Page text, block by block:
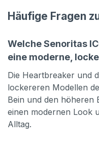
Häufige Fragen
Welche Senoritas
eine moderne,
Die Heartbreaker und
lockereren Modellen
Bein und den höheren
einen modernen Look
Alltag.